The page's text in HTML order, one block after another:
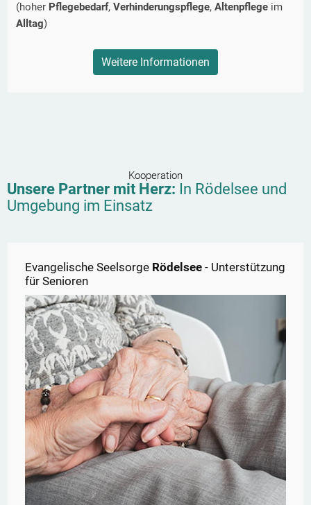
(hoher Pflegebedarf, Verhinderungspflege, Altenpflege im
Alltag)
Weitere Informationen
Kooperation
Unsere Partner mit Herz: In Rödelsee und
Umgebung im Einsatz
Evangelische Seelsorge Rödelsee - Unterstützung
für Senioren